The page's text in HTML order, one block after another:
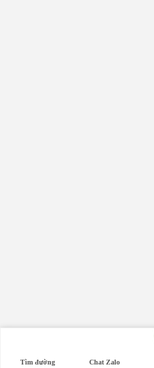
Tìm đường Chat Zalo